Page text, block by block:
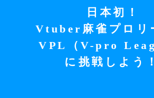
日本初！
Vtuber麻雀プロリ
VPL（V-pro
に挑戦しよう！